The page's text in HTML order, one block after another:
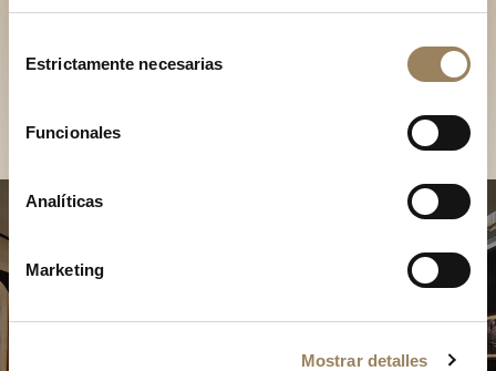
Estrictamente necesarias
Funcionales
Analíticas
Marketing
Mostrar detalles
Descubra nuestras
colecciones en boutique